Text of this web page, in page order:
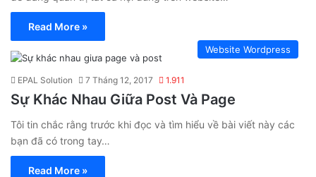
Read More »
Website Wordpress
EPAL Solution 7 Tháng 12, 2017 1.911
Sự Khác Nhau Giữa Post Và Page
Tôi tin chắc rằng trước khi đọc và tìm hiểu về bài viết này các
bạn đã có trong tay…
Read More »